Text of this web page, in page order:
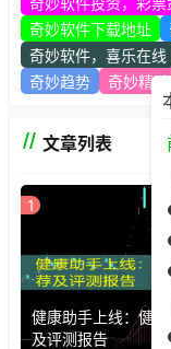
奇妙软件下载地址
奇妙软件，喜乐在线
奇妙趋势
奇妙精髓
文章列表
1
健康助手上线：健康
及评测报告